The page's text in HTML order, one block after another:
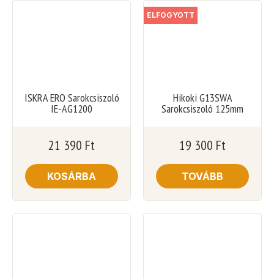
ISKRA ERO Sarokcsiszoló
IE-AG1200
21 390 Ft
KOSÁRBA
ELFOGYOTT
Hikoki G13SWA
Sarokcsiszoló 125mm
19 300 Ft
TOVÁBB